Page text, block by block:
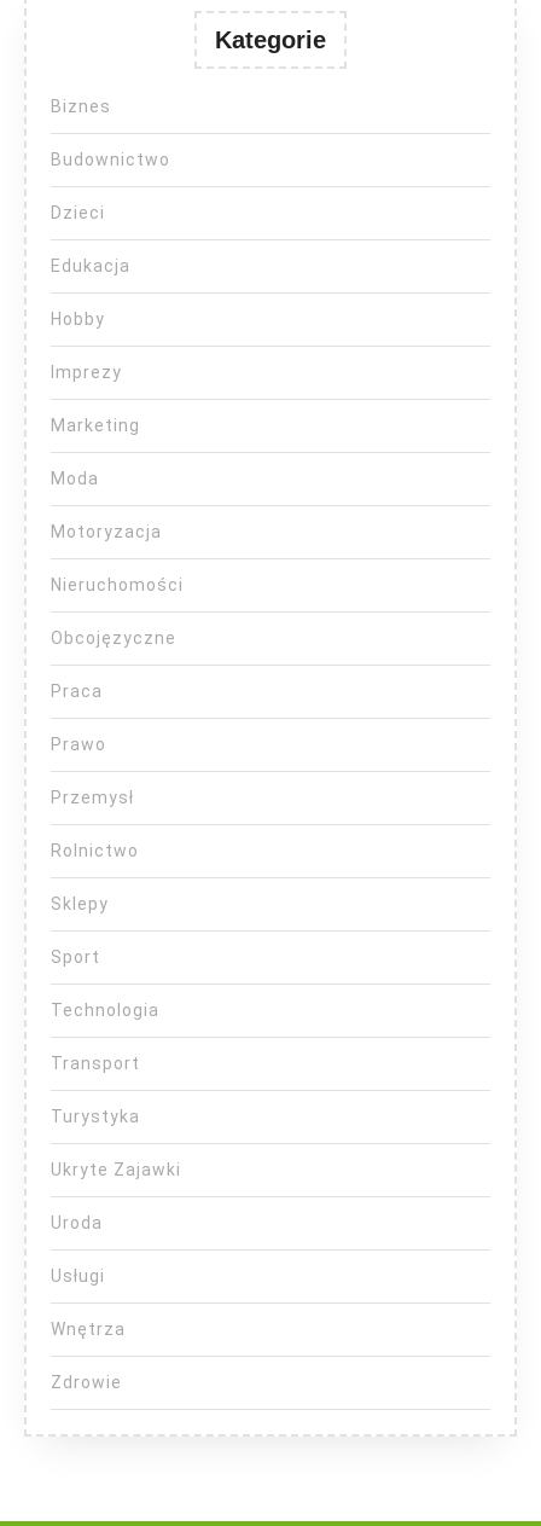
Kategorie
Biznes
Budownictwo
Dzieci
Edukacja
Hobby
Imprezy
Marketing
Moda
Motoryzacja
Nieruchomości
Obcojęzyczne
Praca
Prawo
Przemysł
Rolnictwo
Sklepy
Sport
Technologia
Transport
Turystyka
Ukryte Zajawki
Uroda
Usługi
Wnętrza
Zdrowie